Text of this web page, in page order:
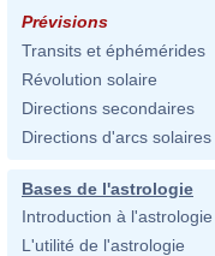
Prévisions
Transits et éphémérides
Révolution solaire
Directions secondaires
Directions d'arcs solaires
Bases de l'astrologie
Introduction à l'astrologie
L'utilité de l'astrologie